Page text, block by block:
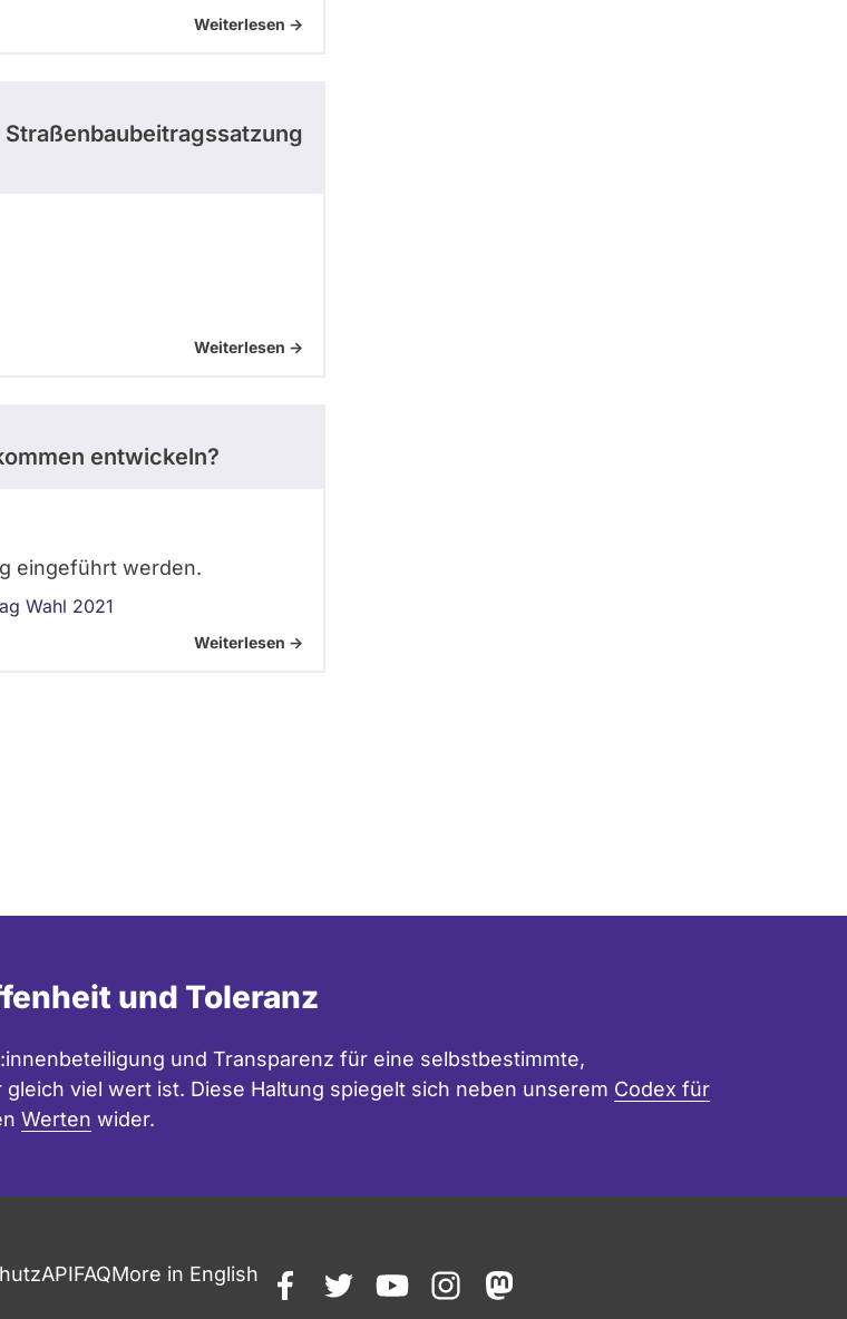
Weiterlesen ->
Weiterlesen ->
entwickeln?
eingeführt werden.
Wahl 2021
Weiterlesen ->
und Toleranz
und Transparenz für eine selbstbestimmte,
viel wert ist. Diese Haltung spiegelt sich neben unserem Codex für
Werten wider.
APIFAQMore in English
facebooktwitteryoutubeinstagrammastodon